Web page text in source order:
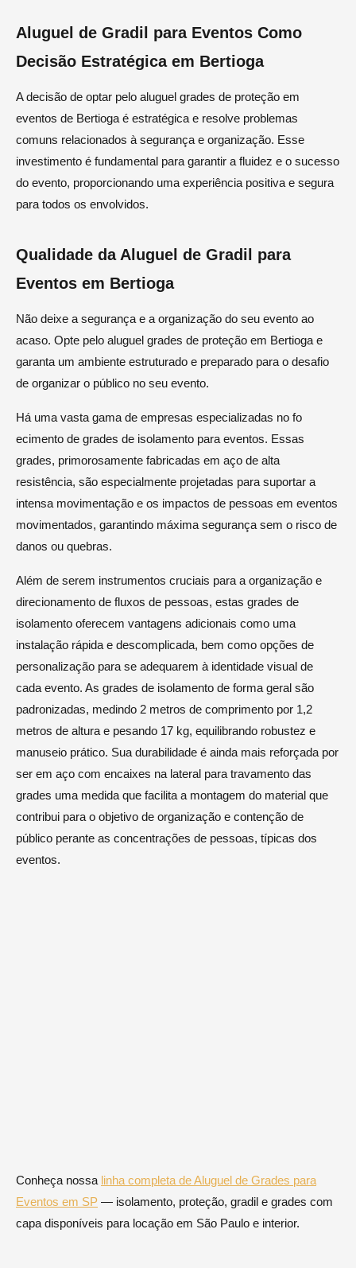
Aluguel de Gradil para Eventos Como
Decisão Estratégica em Bertioga
A decisão de optar pelo aluguel grades de proteção em
eventos de Bertioga é estratégica e resolve problemas
comuns relacionados à segurança e organização. Esse
investimento é fundamental para garantir a fluidez e o sucesso
do evento, proporcionando uma experiência positiva e segura
para todos os envolvidos.
Qualidade da Aluguel de Gradil para
Eventos em Bertioga
Não deixe a segurança e a organização do seu evento ao
acaso. Opte pelo aluguel grades de proteção em Bertioga e
garanta um ambiente estruturado e preparado para o desafio
de organizar o público no seu evento.
Há uma vasta gama de empresas especializadas no fo
ecimento de grades de isolamento para eventos. Essas
grades, primorosamente fabricadas em aço de alta
resistência, são especialmente projetadas para suportar a
intensa movimentação e os impactos de pessoas em eventos
movimentados, garantindo máxima segurança sem o risco de
danos ou quebras.
Além de serem instrumentos cruciais para a organização e
direcionamento de fluxos de pessoas, estas grades de
isolamento oferecem vantagens adicionais como uma
instalação rápida e descomplicada, bem como opções de
personalização para se adequarem à identidade visual de
cada evento. As grades de isolamento de forma geral são
padronizadas, medindo 2 metros de comprimento por 1,2
metros de altura e pesando 17 kg, equilibrando robustez e
manuseio prático. Sua durabilidade é ainda mais reforçada por
ser em aço com encaixes na lateral para travamento das
grades uma medida que facilita a montagem do material que
contribui para o objetivo de organização e contenção de
público perante as concentrações de pessoas, típicas dos
eventos.
Conheça nossa linha completa de Aluguel de Grades para
Eventos em SP — isolamento, proteção, gradil e grades com
capa disponíveis para locação em São Paulo e interior.